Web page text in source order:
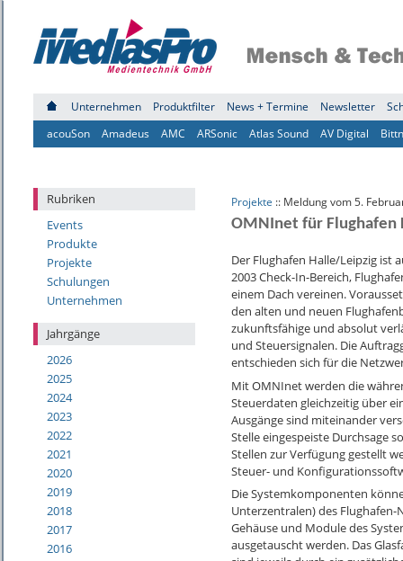
Unternehmen Produktfilter News + Termine Newsletter
acouSon
Amadeus AMC ARSonic Atlas Sound AV Digital
Rubriken
Events
Produkte
Projekte
Schulungen
Unternehmen
Jahrgänge
2026
2025
2024
2023
2022
2021
2020
2019
2018
2017
2016
Projekte :: Meldung vom 5.
OMNInet für Flughafen
Der Flughafen Halle/Leipzig ist
2003 Check-In-Bereich,
einem Dach vereinen.
den alten und neuen
zukunftsfähige und absolut
und Steuersignalen. Die
entschieden sich für die
Mit OMNInet werden die
Steuerdaten gleichzeitig über
Ausgänge sind miteinander
Stelle eingespeiste Durchsage
Stellen zur Verfügung gestellt
Steuer- und
Die Systemkomponenten
Unterzentralen) des
Gehäuse und Module des
ausgetauscht werden. Das